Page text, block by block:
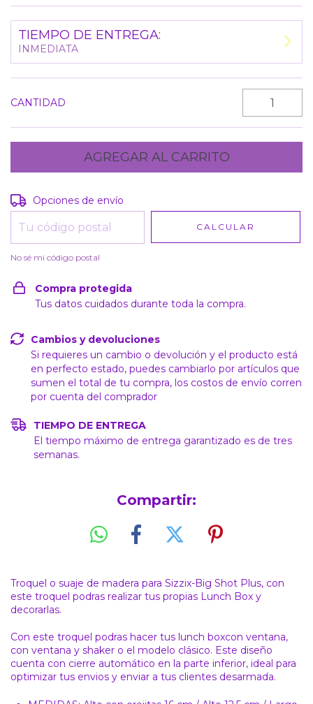
TIEMPO DE ENTREGA:
INMEDIATA
CANTIDAD
Entregas para el CP:
Opciones de envío
CALCULAR
No sé mi código postal
Compra protegida
Tus datos cuidados durante toda la compra.
Cambios y devoluciones
Si requieres un cambio o devolución y el producto está
en perfecto estado, puedes cambiarlo por artículos que
sumen el total de tu compra, los costos de envío corren
por cuenta del comprador
TIEMPO DE ENTREGA
El tiempo máximo de entrega garantizado es de tres
semanas.
Compartir:
Troquel o suaje de madera para Sizzix-Big Shot Plus, con
este troquel podras realizar tus propias Lunch Box y
decorarlas.
Con este troquel podras hacer tus lunch boxcon ventana,
con ventana y shaker o el modelo clásico. Este diseño
cuenta con cierre automático en la parte inferior, ideal para
optimizar tus envios y enviar a tus clientes desarmada.